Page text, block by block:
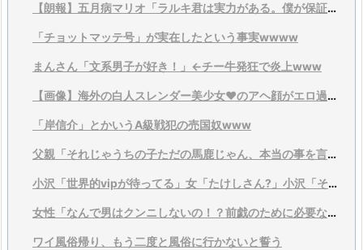
【朗報】五月病マリオ「ラルキ君は実力がある。僕が保証するよ？」
「チョットマッテ号」が実在したという事実wwww
まんさん「文系男子が好き！」←チー牛発狂で炎上www
【画像】海外の白人スレンダー美少女♥のアヘ顔がエロ過ぎる♥【gif】
「岸信介」とかいうA級戦犯の売国奴www
父親「それじゃうちの子ただの馬鹿じゃん、本当の事を言ってくれ」
小沢「世界的vipが待ってる」女「たけしさん?」小沢「それは言い過ぎ、そこまでではない」
女性「なんで男はクンニしないの！？前戯のために必要なんだよ！？」
ワイ風俗帰り、もう二度と風俗に行かないと誓う